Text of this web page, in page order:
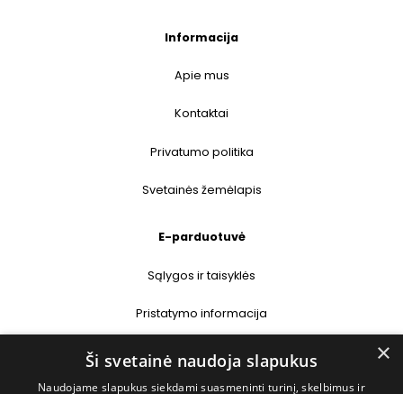
Informacija
Apie mus
Kontaktai
Privatumo politika
Svetainės žemėlapis
E-parduotuvė
Sąlygos ir taisyklės
Pristatymo informacija
Prekių grąžinimas ×
Ši svetainė naudoja slapukus
Naudojame slapukus siekdami suasmeninti turinį, skelbimus ir